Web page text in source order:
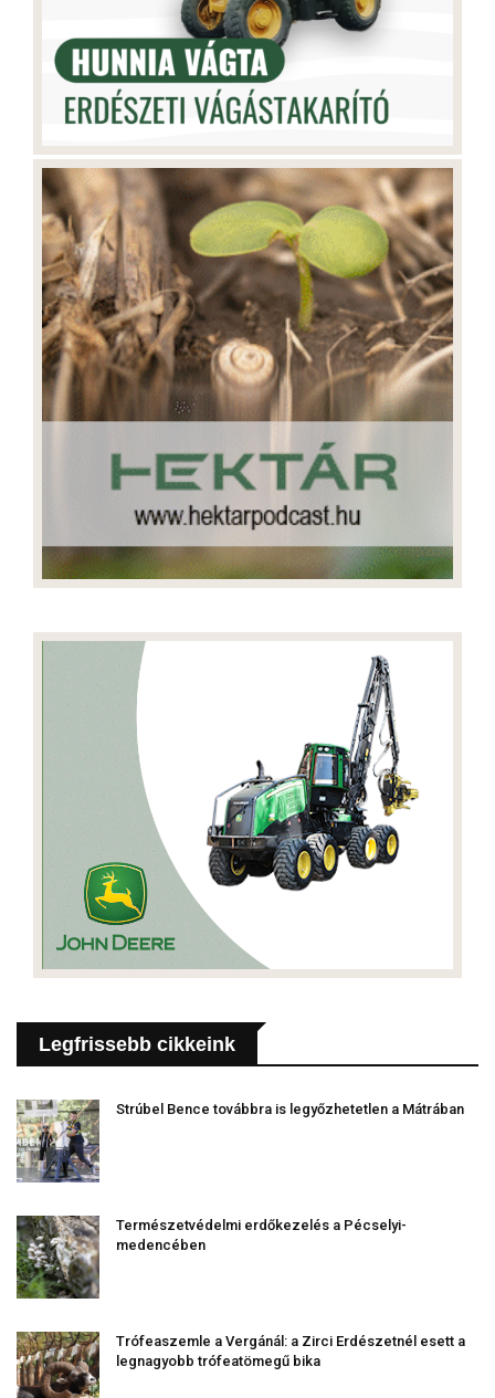
Legfrissebb cikkeink
Strúbel Bence továbbra is legyőzhetetlen a Mátrában
Természetvédelmi erdőkezelés a Pécselyi-
medencében
Trófeaszemle a Vergánál: a Zirci Erdészetnél esett a
legnagyobb trófeatömegű bika